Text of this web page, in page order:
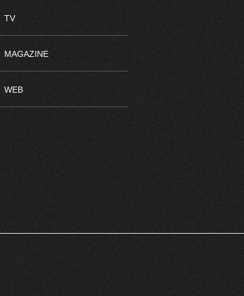
TV
MAGAZINE
WEB